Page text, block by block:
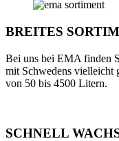
BREITES
Bei uns bei EMA finden
mit Schwedens vielleicht
von 50 bis 4500 Litern.
SCHNELL